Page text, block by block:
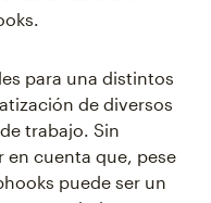
para una distintos
de diversos
trabajo. Sin
cuenta que, pese
puede ser un